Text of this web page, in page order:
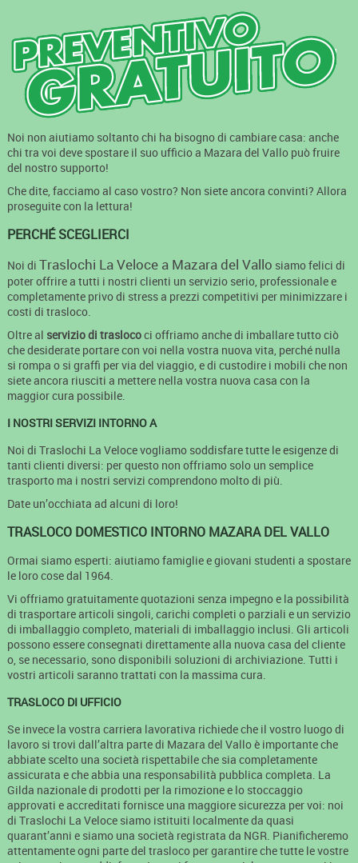
Noi non aiutiamo soltanto chi ha bisogno di cambiare casa: anche
chi tra voi deve spostare il suo ufficio a Mazara del Vallo può fruire
del nostro supporto!
Che dite, facciamo al caso vostro? Non siete ancora convinti? Allora
proseguite con la lettura!
PERCHÉ SCEGLIERCI
Noi di Traslochi La Veloce a Mazara del Vallo siamo felici di
poter offrire a tutti i nostri clienti un servizio serio, professionale e
completamente privo di stress a prezzi competitivi per minimizzare i
costi di trasloco.
Oltre al servizio di traslococi offriamo anche di imballare tutto ciò
che desiderate portare con voi nella vostra nuova vita, perché nulla
si rompa o si graffi per via del viaggio, e di custodire i mobili che non
siete ancora riusciti a mettere nella vostra nuova casa con la
maggior cura possibile.
I NOSTRI SERVIZI INTORNO A
Noi di Traslochi La Veloce vogliamo soddisfare tutte le esigenze di
tanti clienti diversi: per questo non offriamo solo un semplice
trasporto ma i nostri servizi comprendono molto di più.
Date un’occhiata ad alcuni di loro!
TRASLOCO DOMESTICO INTORNO MAZARA DEL VALLO
Ormai siamo esperti: aiutiamo famiglie e giovani studenti a spostare
le loro cose dal 1964.
Vi offriamo gratuitamente quotazioni senza impegno e la possibilità
di trasportare articoli singoli, carichi completi o parziali e un servizio
di imballaggio completo, materiali di imballaggio inclusi. Gli articoli
possono essere consegnati direttamente alla nuova casa del cliente
o, se necessario, sono disponibili soluzioni di archiviazione. Tutti i
vostri articoli saranno trattati con la massima cura.
TRASLOCO DI UFFICIO
Se invece la vostra carriera lavorativa richiede che il vostro luogo di
lavoro si trovi dall’altra parte di Mazara del Vallo è importante che
abbiate scelto una società rispettabile che sia completamente
assicurata e che abbia una responsabilità pubblica completa. La
Gilda nazionale di prodotti per la rimozione e lo stoccaggio
approvati e accreditati fornisce una maggiore sicurezza per voi: noi
di Traslochi La Veloce siamo istituiti localmente da quasi
quarant’anni e siamo una società registrata da NGR. Pianificheremo
attentamente ogni parte del trasloco per garantire che tutte le vostre